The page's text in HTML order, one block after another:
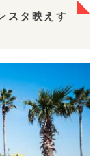
カフェ
国料理が人気
トスムージー
イリッシュな
スタ映えす